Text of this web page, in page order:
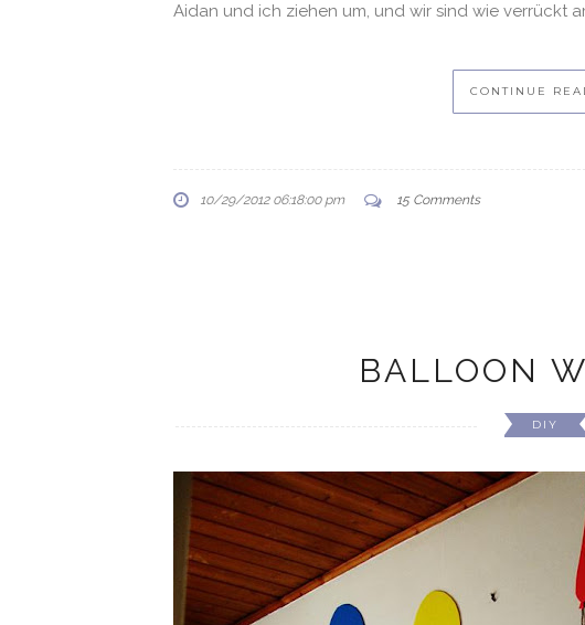
Aidan und ich ziehen um, und wir sind wie verrückt
CONTINUE
10/29/2012 06:18:00 pm 15 Comments
BALLOON
DIY